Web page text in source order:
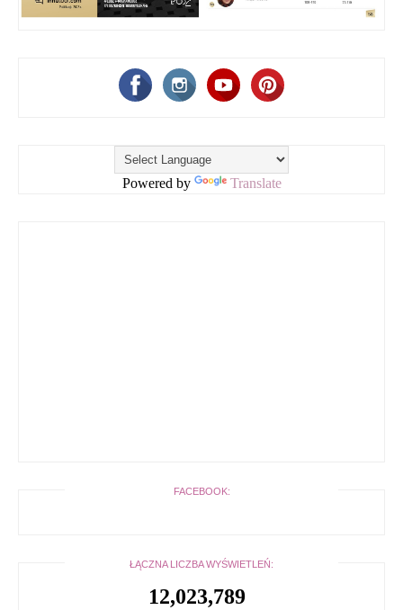
Powered by Translate
FACEBOOK:
ŁĄCZNA LICZBA WYŚWIETLEŃ:
12,023,789